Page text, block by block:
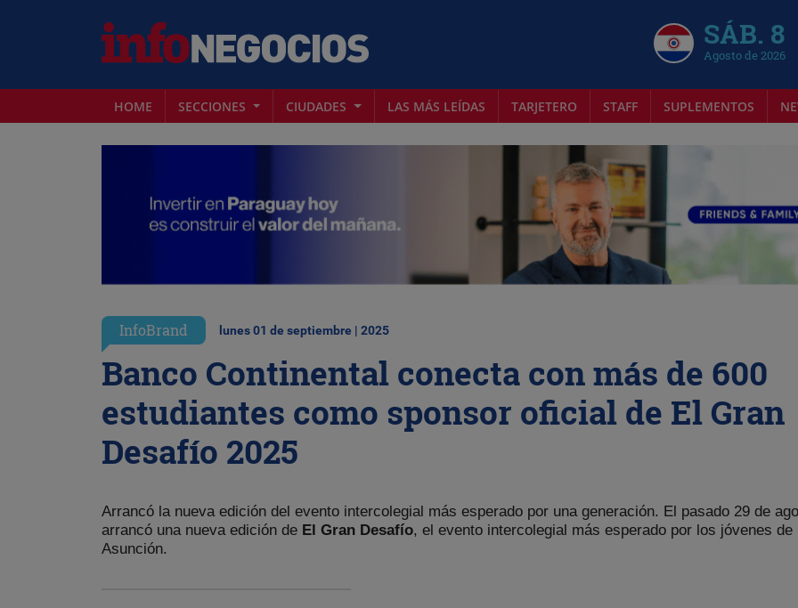
SÁB. 8
Agosto de 2026
HOME SECCIONES CIUDADES LAS MÁS LEÍDAS TARJETERO STAFF SUPLEMENTOS
InfoBrand lunes 01 de septiembre | 2025
Banco Continental conecta con más de 600
estudiantes como sponsor oficial de El Gran
Desafío 2025
Arrancó la nueva edición del evento intercolegial más esperado por una generación. El pasado 29 de
arrancó una nueva edición de El Gran Desafío, el evento intercolegial más esperado por los jóvenes de
Asunción.